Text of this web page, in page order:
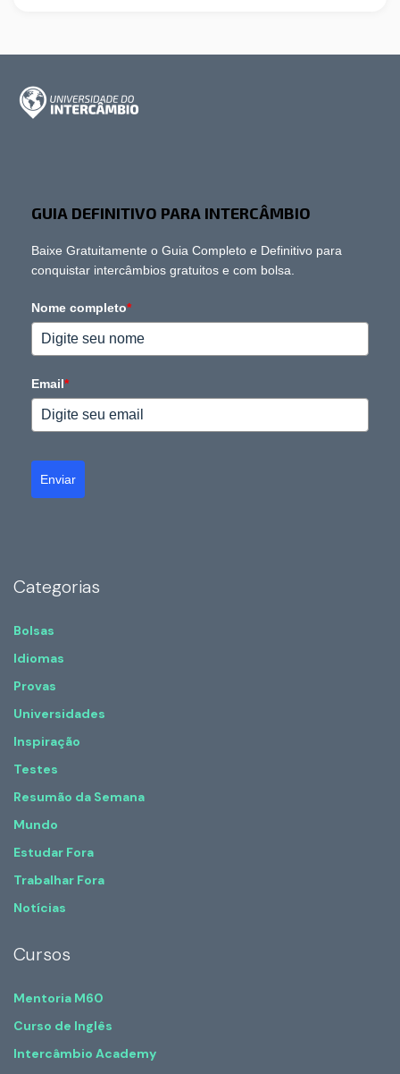
GUIA DEFINITIVO PARA INTERCÂMBIO
Baixe Gratuitamente o Guia Completo e Definitivo para
conquistar intercâmbios gratuitos e com bolsa.
Nome completo*
Email*
Enviar
Categorias
Bolsas
Idiomas
Provas
Universidades
Inspiração
Testes
Resumão da Semana
Mundo
Estudar Fora
Trabalhar Fora
Notícias
Cursos
Mentoria M60
Curso de Inglês
Intercâmbio Academy